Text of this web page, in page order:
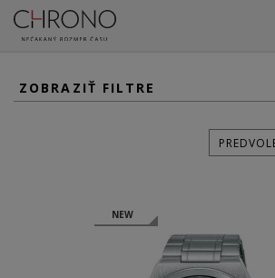
ZOBRAZIŤ FILTRE
NEW